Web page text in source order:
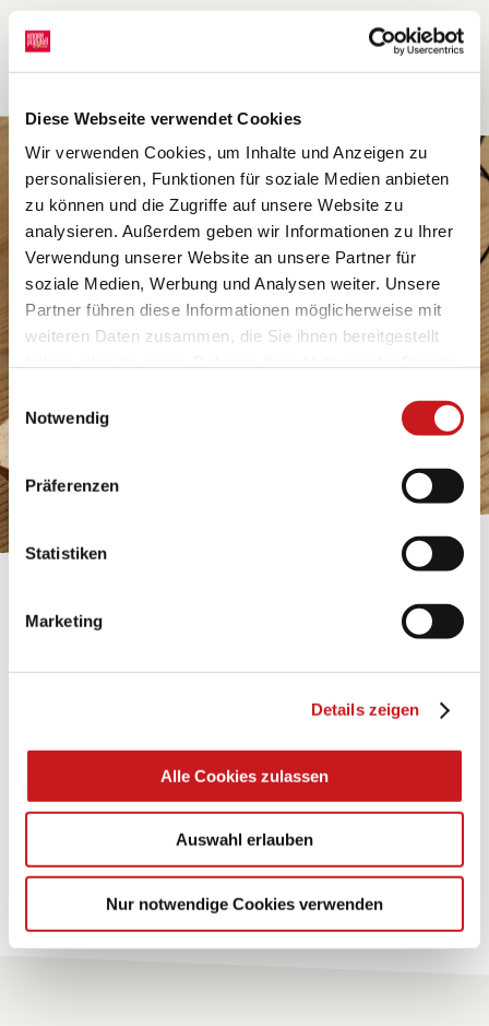
Diese Webseite verwendet Cookies
Wir verwenden Cookies, um Inhalte und Anzeigen zu
personalisieren, Funktionen für soziale Medien anbieten
zu können und die Zugriffe auf unsere Website zu
analysieren. Außerdem geben wir Informationen zu Ihrer
Verwendung unserer Website an unsere Partner für
soziale Medien, Werbung und Analysen weiter. Unsere
Partner führen diese Informationen möglicherweise mit
weiteren Daten zusammen, die Sie ihnen bereitgestellt
Datenschutzhinweisen
mehr darüber, wer wir sind, wie
personenbezogene Daten verarbeiten. Hier geht’s zum
Impressum.
Einwilligungsauswahl
Notwendig
Präferenzen
Statistiken
Marketing
Details zeigen
Alle Cookies zulassen
Auswahl erlauben
Nur notwendige Cookies verwenden
bekleben, bemalen, falten... und für viele
Zum Tipp
Zu allen Tipps